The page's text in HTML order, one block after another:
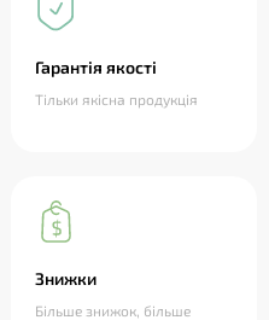
Гарантія якості
Тільки якісна продукція
Знижки
Більше знижок, більше